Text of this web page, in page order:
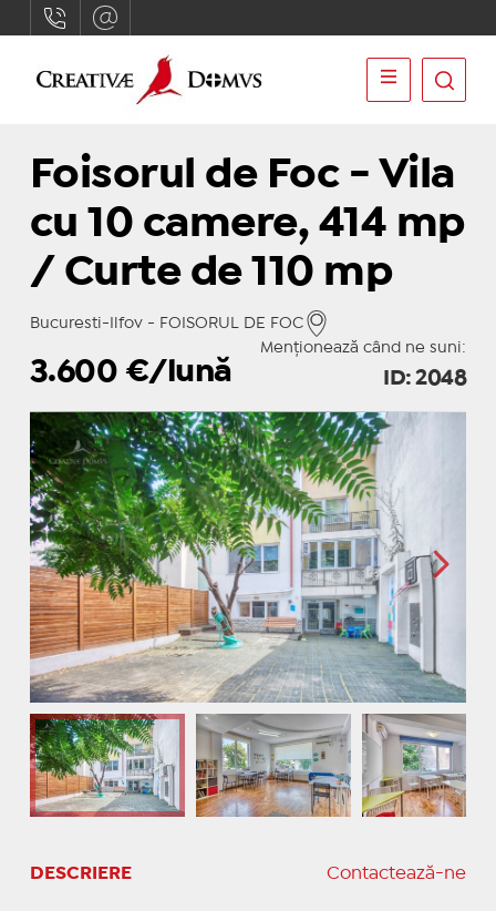
Foisorul de Foc - Vila
cu 10 camere, 414 mp
/ Curte de 110 mp
Bucuresti-Ilfov - FOISORUL DE FOC
Menționează când ne suni:
3.600 €/lună ID: 2048
DESCRIERE Contactează-ne